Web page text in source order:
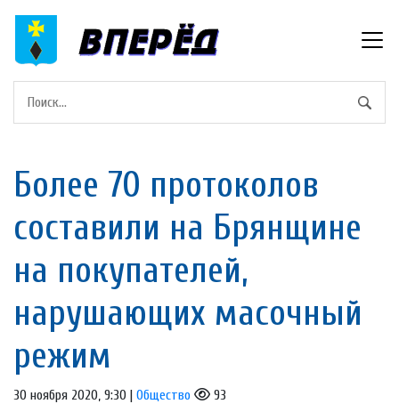
Более 70 протоколов
составили на Брянщине
на покупателей,
нарушающих масочный
режим
30 ноября 2020, 9:30 | Общество 93